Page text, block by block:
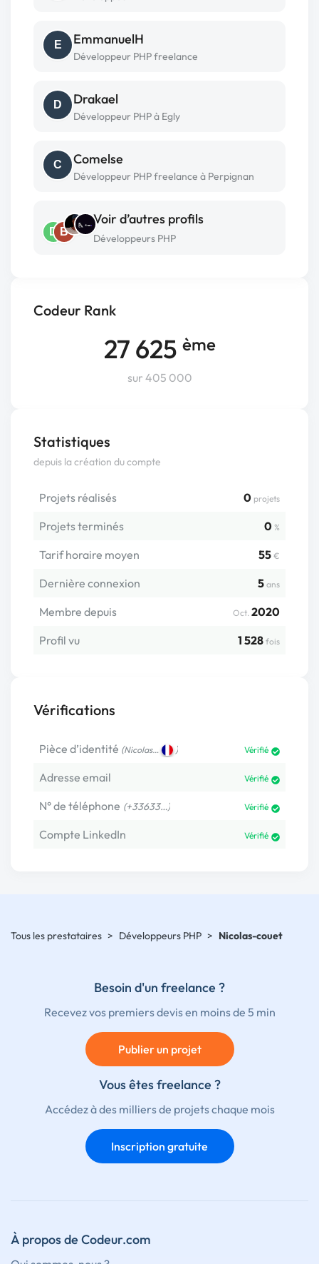
Codeur Rank
27 625 ème
sur 405 000
Statistiques
depuis la création du compte
Projets réalisés 0 projets
Projets terminés 0 %
Tarif horaire moyen 55 €
Dernière connexion 5 ans
Membre depuis Oct. 2020
Profil vu
1 528 fois
Vérifications
Pièce d’identité (Nicolas… ) Vérifié
Adresse email Vérifié
N° de téléphone (+33633…) Vérifié
Compte LinkedIn Vérifié
E EmmanuelH
Développeur PHP freelance
D Drakael
Développeur PHP à Egly
C Comelse
Développeur PHP freelance à Perpignan
D B
Voir d’autres profils
Développeurs PHP
Tous les prestataires > Développeurs PHP > Nicolas-couet
Besoin d'un freelance ?
Recevez vos premiers devis en moins de 5 min
Publier un projet
Vous êtes freelance ?
Accédez à des milliers de projets chaque mois
Inscription gratuite
À propos de Codeur.com